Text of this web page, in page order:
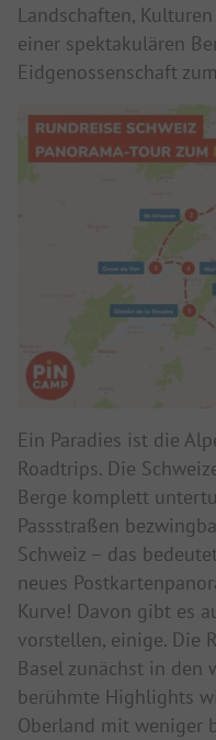
Landschaften,
einer spektakulären
Eidgenossenschaft
Ein Paradies ist die
Roadtrips. Die
Berge komplett
Passstraßen
Schweiz – das
neues
Kurve! Davon gibt es
vorstellen, einige. Die
Basel zunächst in den
berühmte Highlights
Oberland mit weniger